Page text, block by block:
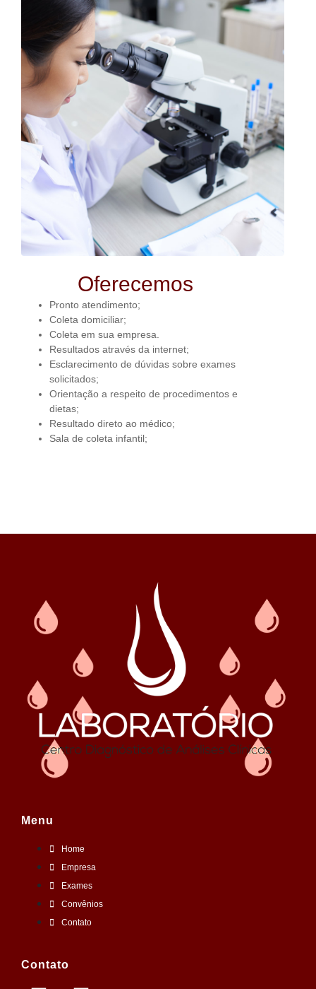
Oferecemos
Pronto atendimento;
Coleta domiciliar;
Coleta em sua empresa.
Resultados através da internet;
Esclarecimento de dúvidas sobre exames
solicitados;
Orientação a respeito de procedimentos e
dietas;
Resultado direto ao médico;
Sala de coleta infantil;
Menu
Home
Empresa
Exames
Convênios
Contato
Contato